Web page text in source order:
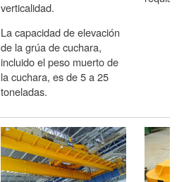
verticalidad.
La capacidad de elevación
de la grúa de cuchara,
incluido el peso muerto de
la cuchara, es de 5 a 25
toneladas.